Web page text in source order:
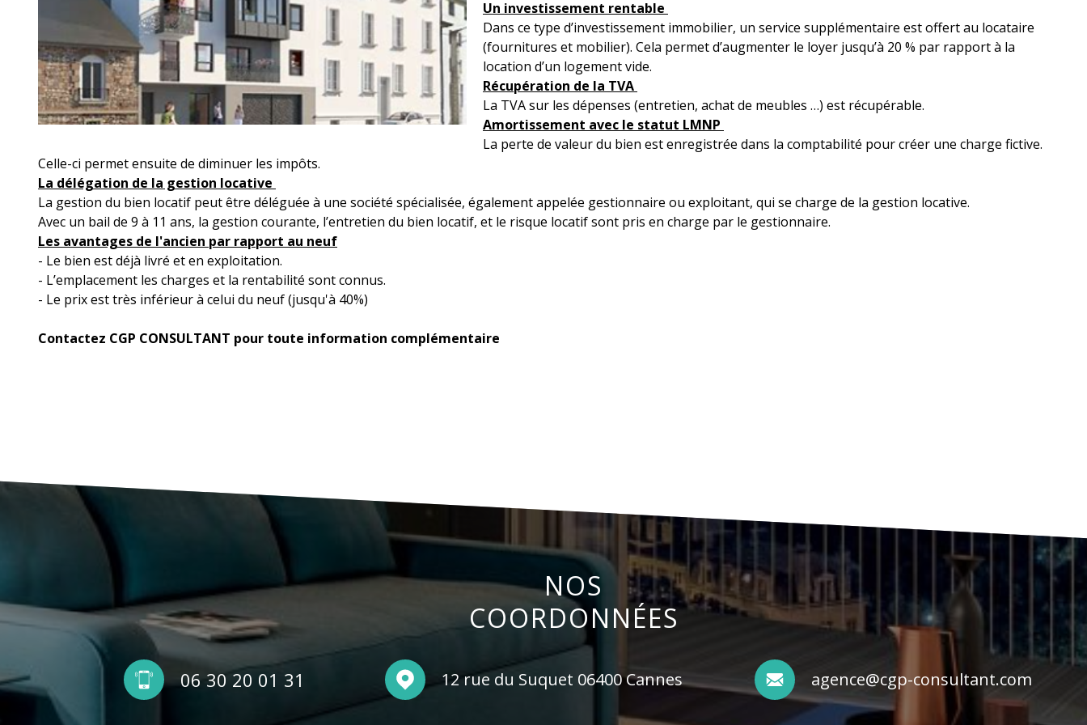
Un investissement rentable
Dans ce type d’investissement immobilier, un service supplémentaire est offert au locataire
(fournitures et mobilier). Cela permet d’augmenter le loyer jusqu’à 20 % par rapport à la
location d’un logement vide.
Récupération de la TVA
La TVA sur les dépenses (entretien, achat de meubles …) est récupérable.
Amortissement avec le statut LMNP
La perte de valeur du bien est enregistrée dans la comptabilité pour créer une charge fictive.
Celle-ci permet ensuite de diminuer les impôts.
La délégation de la gestion locative
La gestion du bien locatif peut être déléguée à une société spécialisée, également appelée gestionnaire ou exploitant, qui se charge de la gestion locative.
Avec un bail de 9 à 11 ans, la gestion courante, l’entretien du bien locatif, et le risque locatif sont pris en charge par le gestionnaire.
Les avantages de l'ancien par rapport au neuf
- Le bien est déjà livré et en exploitation.
- L’emplacement les charges et la rentabilité sont connus.
- Le prix est très inférieur à celui du neuf (jusqu'à 40%)
Contactez CGP CONSULTANT pour toute information complémentaire
NOS
COORDONNÉES
06 30 20 01 31 12 rue du Suquet 06400 Cannes agence@cgp-consultant.com